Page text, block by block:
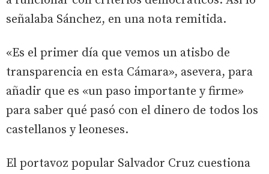
señalaba Sánchez, en una nota remitida.
«Es el primer día que vemos un atisbo de
transparencia en esta Cámara», asevera, para
añadir que es «un paso importante y firme»
para saber qué pasó con el dinero de todos los
castellanos y leoneses.
El portavoz popular Salvador Cruz cuestiona